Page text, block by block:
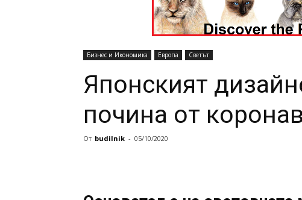
Бизнес и Икономика Европа Светът
Японският
почина от
От budilnik - 05/10/2020